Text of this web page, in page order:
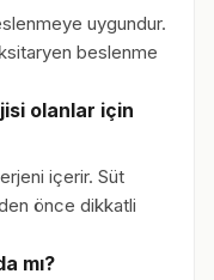
uygundur.
beslenme
olanlar için
içerir. Süt
önce dikkatli
mı?